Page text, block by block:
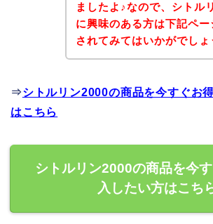
ましたよ♪なので、シトル
に興味のある方は下記ペ
されてみてはいかがでしょ
⇒シトルリン2000の商品を今すぐお
はこちら
シトルリン2000の商品を今
入したい方はこち